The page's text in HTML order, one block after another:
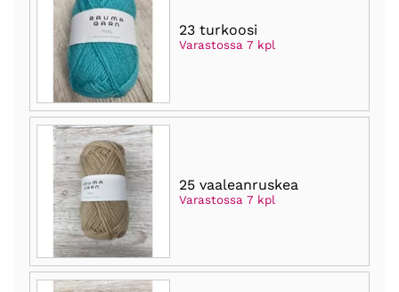
23 turkoosi
Varastossa 7 kpl
25 vaaleanruskea
Varastossa 7 kpl